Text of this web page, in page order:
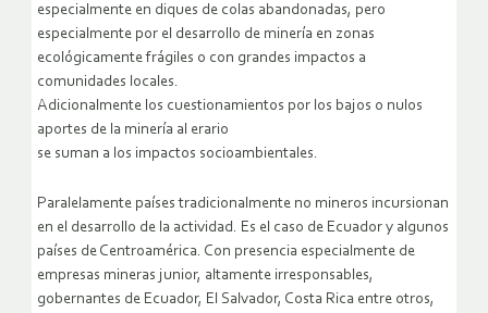
especialmente en diques de colas abandonadas, pero
especialmente por el desarrollo de minería en zonas
ecológicamente frágiles o con grandes impactos a
comunidades locales.
Adicionalmente los cuestionamientos por los bajos o nulos
aportes de la minería al erario
se suman a los impactos socioambientales.
Paralelamente países tradicionalmente no mineros incursionan
en el desarrollo de la actividad. Es el caso de Ecuador y algunos
países de Centroamérica. Con presencia especialmente de
empresas mineras junior, altamente irresponsables,
gobernantes de Ecuador, El Salvador, Costa Rica entre otros,